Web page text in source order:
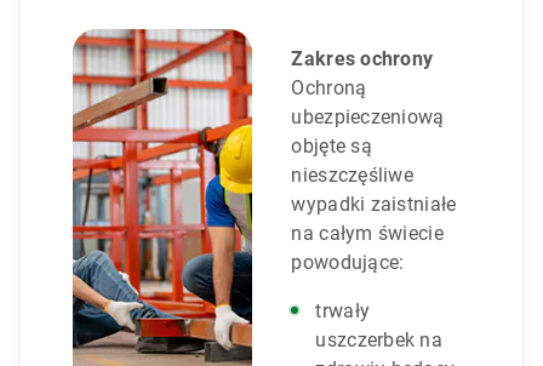
Zakres ochrony
Ochroną
ubezpieczeniową
objęte są
nieszczęśliwe
wypadki zaistniałe
na całym świecie
powodujące:
trwały
uszczerbek na